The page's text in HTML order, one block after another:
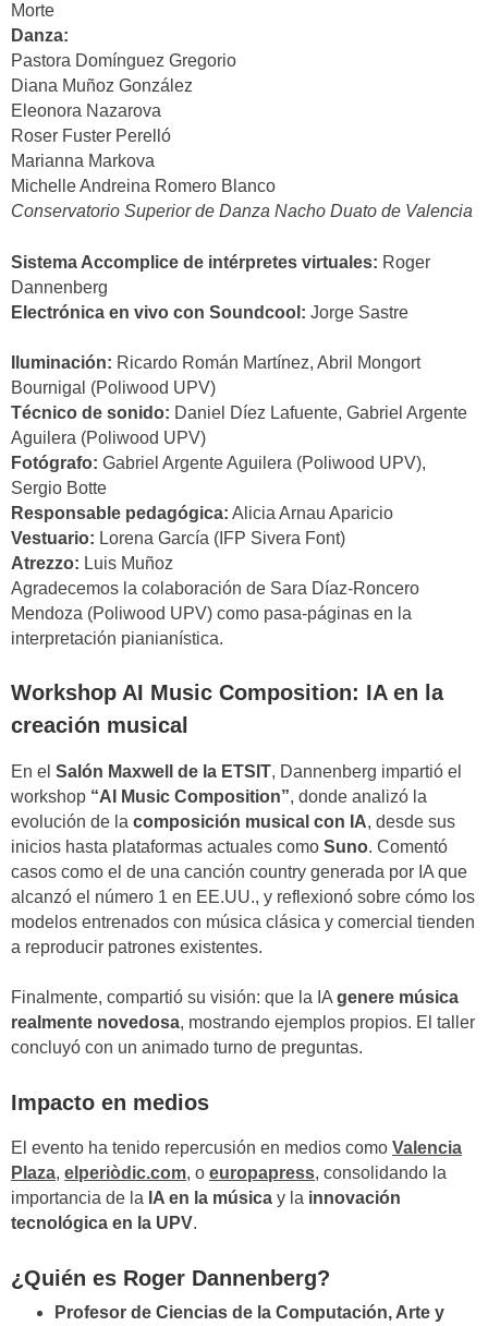
Morte
Danza:
Pastora Domínguez Gregorio
Diana Muñoz González
Eleonora Nazarova
Roser Fuster Perelló
Marianna Markova
Michelle Andreina Romero Blanco
Conservatorio Superior de Danza Nacho Duato de Valencia
Sistema Accomplice de intérpretes virtuales: Roger
Dannenberg
Electrónica en vivo con Soundcool: Jorge Sastre
Iluminación: Ricardo Román Martínez, Abril Mongort
Bournigal (Poliwood UPV)
Técnico de sonido: Daniel Díez Lafuente, Gabriel Argente
Aguilera (Poliwood UPV)
Fotógrafo: Gabriel Argente Aguilera (Poliwood UPV),
Sergio Botte
Responsable pedagógica: Alicia Arnau Aparicio
Vestuario: Lorena García (IFP Sivera Font)
Atrezzo: Luis Muñoz
Agradecemos la colaboración de Sara Díaz-Roncero
Mendoza (Poliwood UPV) como pasa-páginas en la
interpretación pianianística.
Workshop AI Music Composition: IA en la
creación musical
En el Salón Maxwell de la ETSIT, Dannenberg impartió el
workshop “AI Music Composition”, donde analizó la
evolución de la composición musical con IA, desde sus
inicios hasta plataformas actuales como Suno. Comentó
casos como el de una canción country generada por IA que
alcanzó el número 1 en EE.UU., y reflexionó sobre cómo los
modelos entrenados con música clásica y comercial tienden
a reproducir patrones existentes.
Finalmente, compartió su visión: que la IAgenere música
realmente novedosa, mostrando ejemplos propios. El taller
concluyó con un animado turno de preguntas.
Impacto en medios
El evento ha tenido repercusión en medios como Valencia
Plaza, elperiòdic.com, o europapress, consolidando la
importancia de la IA en la música y la innovación
tecnológica en la UPV.
¿Quién es Roger Dannenberg?
Profesor de Ciencias de la Computación, Arte y